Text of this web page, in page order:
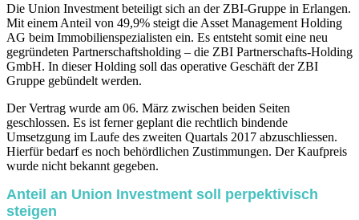
Die Union Investment beteiligt sich an der ZBI-Gruppe in Erlangen.
Mit einem Anteil von 49,9% steigt die Asset Management Holding
AG beim Immobilienspezialisten ein. Es entsteht somit eine neu
gegründeten Partnerschaftsholding – die ZBI Partnerschafts-Holding
GmbH. In dieser Holding soll das operative Geschäft der ZBI
Gruppe gebündelt werden.
Der Vertrag wurde am 06. März zwischen beiden Seiten
geschlossen. Es ist ferner geplant die rechtlich bindende
Umsetzgung im Laufe des zweiten Quartals 2017 abzuschliessen.
Hierfür bedarf es noch behördlichen Zustimmungen. Der Kaufpreis
wurde nicht bekannt gegeben.
Anteil an Union Investment soll perpektivisch
steigen